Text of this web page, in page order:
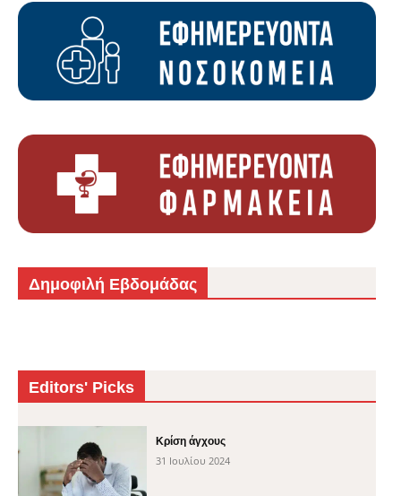
Δημοφιλή Εβδομάδας
Editors' Picks
Κρίση άγχους
31 Ιουλίου 2024